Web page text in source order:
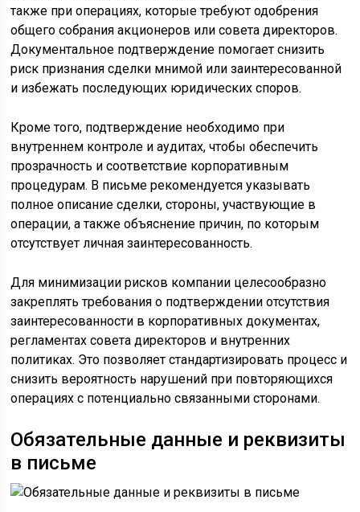
также при операциях, которые требуют одобрения
общего собрания акционеров или совета директоров.
Документальное подтверждение помогает снизить
риск признания сделки мнимой или заинтересованной
и избежать последующих юридических споров.
Кроме того, подтверждение необходимо при
внутреннем контроле и аудитах, чтобы обеспечить
прозрачность и соответствие корпоративным
процедурам. В письме рекомендуется указывать
полное описание сделки, стороны, участвующие в
операции, а также объяснение причин, по которым
отсутствует личная заинтересованность.
Для минимизации рисков компании целесообразно
закреплять требования о подтверждении отсутствия
заинтересованности в корпоративных документах,
регламентах совета директоров и внутренних
политиках. Это позволяет стандартизировать процесс и
снизить вероятность нарушений при повторяющихся
операциях с потенциально связанными сторонами.
Обязательные данные и реквизиты
в письме